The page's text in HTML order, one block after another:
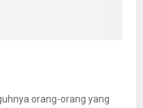
orang-orang yang